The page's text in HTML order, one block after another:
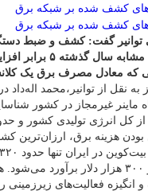
توانیر گفت: کشف و ضبط
که معادل مصرف برق یک
نقل از توانیر،محمد اله‌داد
هزار و ۵۰۰ دستگاه ماینر
بودن هزینه برق، ارزان‌ترین
کشورهایی مانند ایتالیا بیش از ۳۰۰
و انگیزه فعالیت‌های زیرزمینی